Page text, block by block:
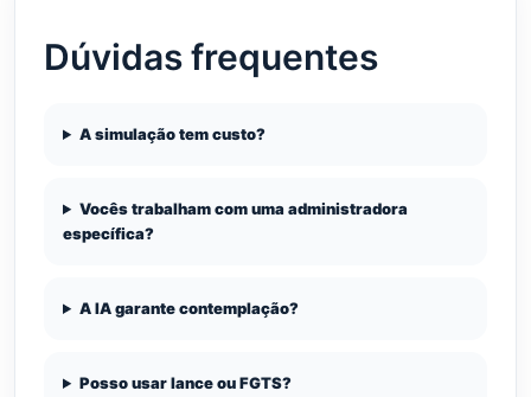
Dúvidas frequentes
A simulação tem custo?
Vocês trabalham com uma administradora
específica?
A IA garante contemplação?
Posso usar lance ou FGTS?